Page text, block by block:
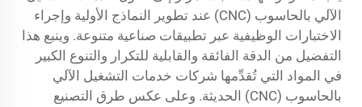
الآلي بالحاسوب (CNC) عند تطوير النماذج الأولية وإجراء
الاختبارات الوظيفية عبر تطبيقات صناعية متنوعة. وينبع هذا
التفضيل من الدقة الفائقة والقابلية للتكرار والتنوع الكبير
في المواد التي تُقدِّمها شركات خدمات التشغيل الآلي
بالحاسوب (CNC) الحديثة. وعلى عكس طرق التصنيع